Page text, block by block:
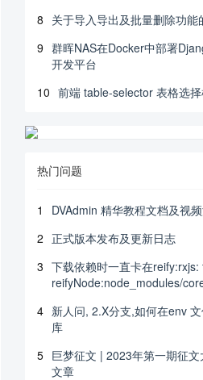
8 关于导入导出及批量删除功能
9 群晖NAS在Docker中部署
开发平台
10 前端 table-selector 表格选
热门问题
1
DVAdmin 精华教程文档及视
2 正式版本发布及更新日志
3 下载依赖时一直卡在reify:rxjs:
reifyNode:node_modules/
4 新人问, 2.X分支,如何在env
库
5 巨梦征文 | 2023年第一期征
文章